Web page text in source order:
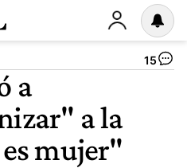
15
a
a la
mujer"